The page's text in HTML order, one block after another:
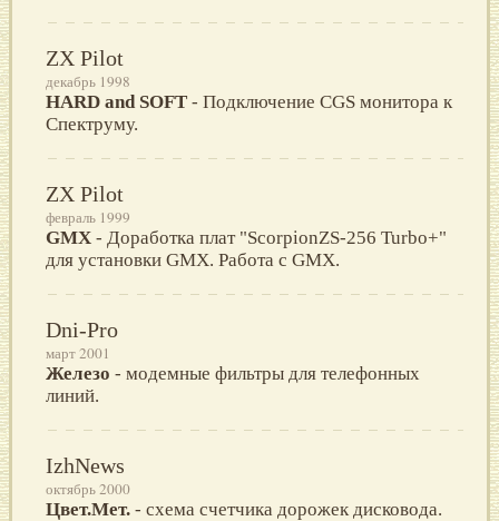
ZX Pilot
декабрь 1998
HARD and SOFT - Подключение CGS монитора к
Спектруму.
ZX Pilot
февраль 1999
GMX - Доработка плат "ScorpionZS-256 Turbo+"
для установки GMX. Работа с GMX.
Dni-Pro
март 2001
Железо - модемные фильтры для телефонных
линий.
IzhNews
октябрь 2000
Цвет.Мет. - схема счетчика дорожек дисковода.